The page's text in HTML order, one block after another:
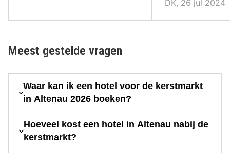
DK, 26 jul 2024
Meest gestelde vragen
Waar kan ik een hotel voor de kerstmarkt
in Altenau 2026 boeken?
Hoeveel kost een hotel in Altenau nabij de
kerstmarkt?